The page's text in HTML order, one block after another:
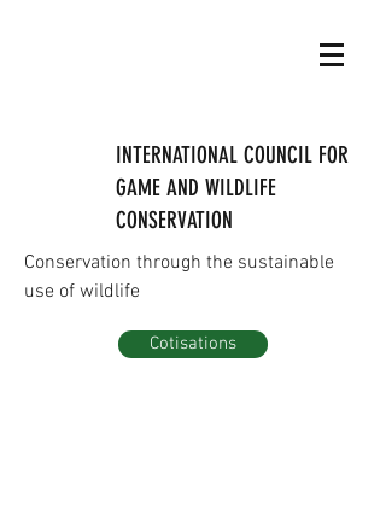
INTERNATIONAL COUNCIL FOR
GAME AND WILDLIFE
CONSERVATION
Conservation through the sustainable
use of wildlife
Cotisations